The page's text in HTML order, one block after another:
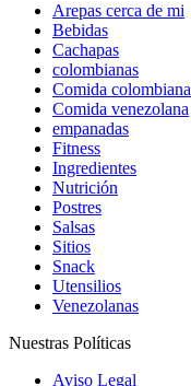
Arepas cerca de mi
Bebidas
Cachapas
colombianas
Comida colombiana
Comida venezolana
empanadas
Fitness
Ingredientes
Nutrición
Postres
Salsas
Sitios
Snack
Utensilios
Venezolanas
Nuestras Políticas
Aviso Legal